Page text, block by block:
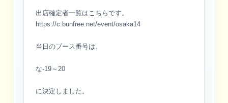
出店確定者一覧はこちらです。
https://c.bunfree.net/event/osaka14
当日のブース番号は、
な-19～20
に決定しました。